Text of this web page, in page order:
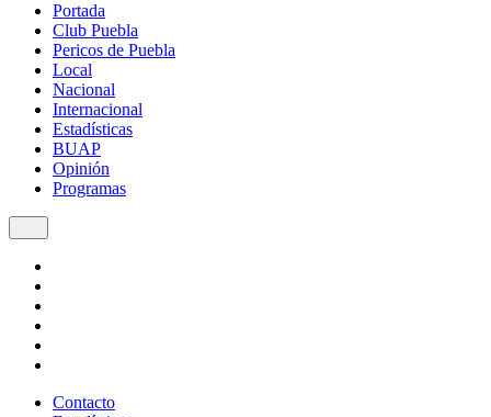
Portada
Club Puebla
Pericos de Puebla
Local
Nacional
Internacional
Estadísticas
BUAP
Opinión
Programas
Contacto